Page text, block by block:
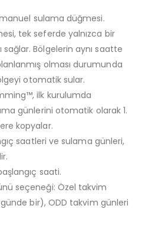
manuel sulama düğmesi.
tek seferde yalnızca bir
sağlar. Bölgelerin aynı saatte
olması durumunda
otomatik sular.
ilk kurulumda
günlerini otomatik olarak 1.
kopyalar.
saatleri ve sulama günleri,
saati.
seçeneği: Özel takvim
bir), ODD takvim günleri